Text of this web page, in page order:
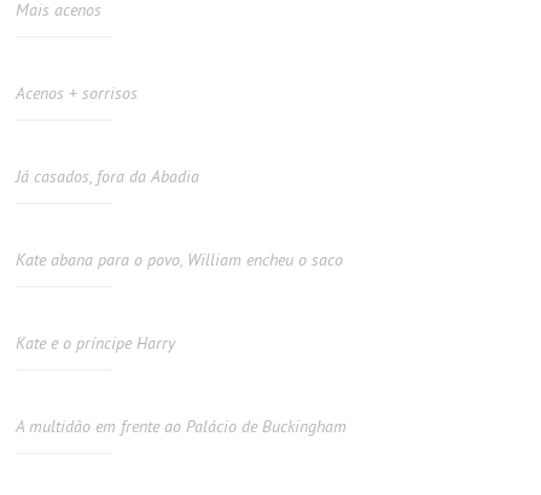
Mais acenos
Acenos + sorrisos
Já casados, fora da Abadia
Kate abana para o povo, William encheu o saco
Kate e o príncipe Harry
A multidão em frente ao Palácio de Buckingham